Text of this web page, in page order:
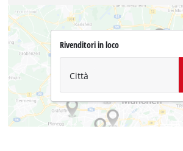
Rivenditori in loco
Città